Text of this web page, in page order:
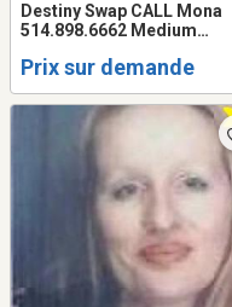
Destiny Swap CALL Mona
514.898.6662 Medium
Reading
Prix sur demande